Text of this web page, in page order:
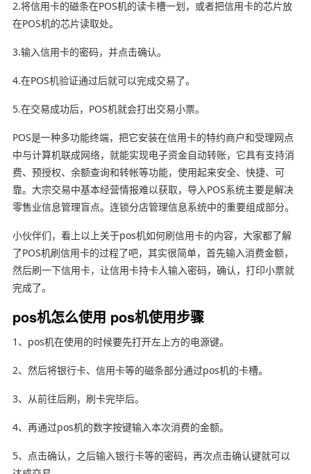
2.将信用卡的磁条在POS机的读卡槽一划，或者把信用卡的芯片放
在POS机的芯片读取处。
3.输入信用卡的密码，并点击确认。
4.在POS机验证通过后就可以完成交易了。
5.在交易成功后，POS机就会打出交易小票。
POS是一种多功能终端，把它安装在信用卡的特约商户和受理网点
中与计算机联成网络，就能实现电子资金自动转账，它具有支持消
费、预授权、余额查询和转帐等功能，使用起来安全、快捷、可
靠。大宗交易中基本经营情报难以获取，导入POS系统主要是解决
零售业信息管理盲点。连锁分店管理信息系统中的重要组成部分。
小伙伴们，看上以上关于pos机如何刷信用卡的内容，大家都了解
了POS机刷信用卡的过程了吧，其实很简单，首先输入消费金额，
然后刷一下信用卡，让信用卡持卡人输入密码，确认，打印小票就
完成了。
pos机怎么使用 pos机使用步骤
1、pos机在使用的时候要先打开左上方的电源键。
2、然后将银行卡、信用卡等的磁条部分通过pos机的卡槽。
3、从前往后刷，刷卡完毕后。
4、再通过pos机的数字按键输入本次消费的金额。
5、点击确认，之后输入银行卡等的密码，再次点击确认键就可以